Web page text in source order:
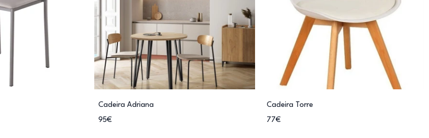
Cadeira Adriana
95€
Cadeira Torre
77€